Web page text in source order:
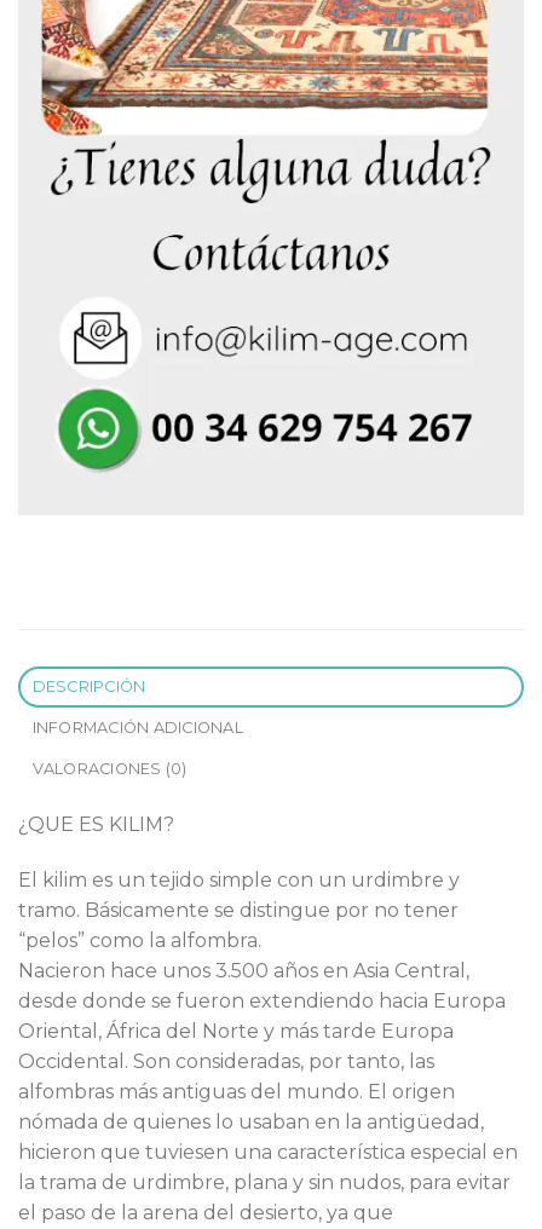
DESCRIPCIÓN
INFORMACIÓN ADICIONAL
VALORACIONES (0)
¿QUE ES KILIM?
El kilim es un tejido simple con un urdimbre y
tramo. Básicamente se distingue por no tener
“pelos” como la alfombra.
Nacieron hace unos 3.500 años en Asia Central,
desde donde se fueron extendiendo hacia Europa
Oriental, África del Norte y más tarde Europa
Occidental. Son consideradas, por tanto, las
alfombras más antiguas del mundo. El origen
nómada de quienes lo usaban en la antigüedad,
hicieron que tuviesen una característica especial en
la trama de urdimbre, plana y sin nudos, para evitar
el paso de la arena del desierto, ya que